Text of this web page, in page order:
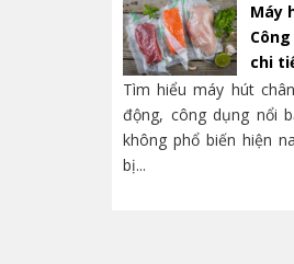
Máy
chi
Tìm hiểu máy hút
động, công dụng nổi
không phổ biến hiện
bị...